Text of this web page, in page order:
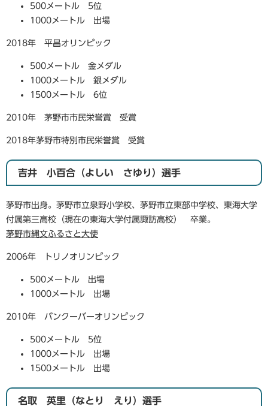
500メートル 5位
1000メートル 出場
2018年 平昌オリンピック
500メートル 金メダル
1000メートル 銀メダル
1500メートル 6位
2010年 茅野市市民栄誉賞 受賞
2018年茅野市特別市民栄誉賞 受賞
吉井 小百合（よしい さゆり）選手
茅野市出身。茅野市立泉野小学校、茅野市立東部中学校、東海大学
付属第三高校（現在の東海大学付属諏訪高校） 卒業。
茅野市縄文ふるさと大使
2006年 トリノオリンピック
500メートル 出場
1000メートル 出場
2010年 バンクーバーオリンピック
500メートル 5位
1000メートル 出場
1500メートル 出場
名取 英里（なとり えり）選手